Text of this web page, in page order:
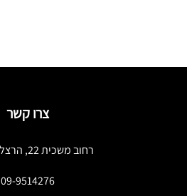
צרו קשר
רחוב משכית 22, הרצליה פיתוח
09-9514276